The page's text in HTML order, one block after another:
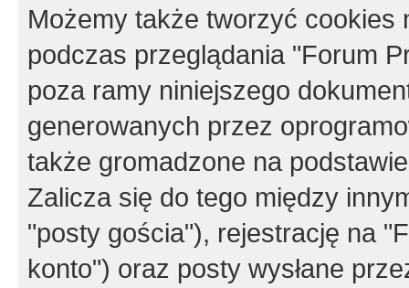
Możemy także tworzyć cookies
podczas przeglądania "Forum
poza ramy niniejszego
generowanych przez
także gromadzone na
Zalicza się do tego między
"posty gościa"), rejestrację na
konto") oraz posty wysłane